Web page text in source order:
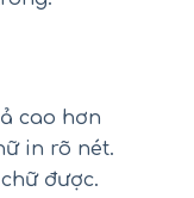
cao hơn
in rõ nét.
được.